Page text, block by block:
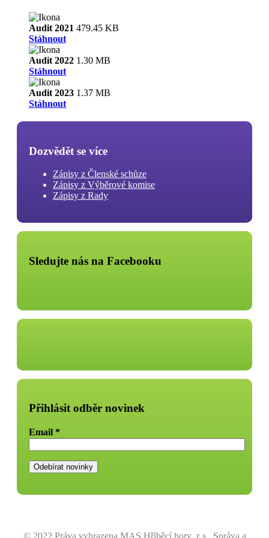
Audit 2021 479.45 KB
Stáhnout
Audit 2022 1.30 MB
Stáhnout
Audit 2023 1.37 MB
Stáhnout
Dozvědět se více
Zápisy z Členské schůze
Zápisy z Výběrové komise
Zápisy z Rady
Sledujte nás na Facebooku
Přihlásit odběr novinek
Email *